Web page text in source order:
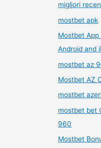
migliori
mostbet apk
Mostbet
Android and
mostbet az
Mostbet AZ
mostbet
mostbet bet
960
Mostbet